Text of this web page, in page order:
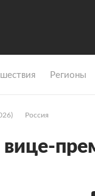
Регионы
Россия